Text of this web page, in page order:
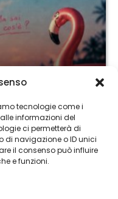
tecnologie come i
informazioni del
ci permetterà di
navigazione o ID unici
il consenso può influire
e funzioni.
il nuovo
leggerezza